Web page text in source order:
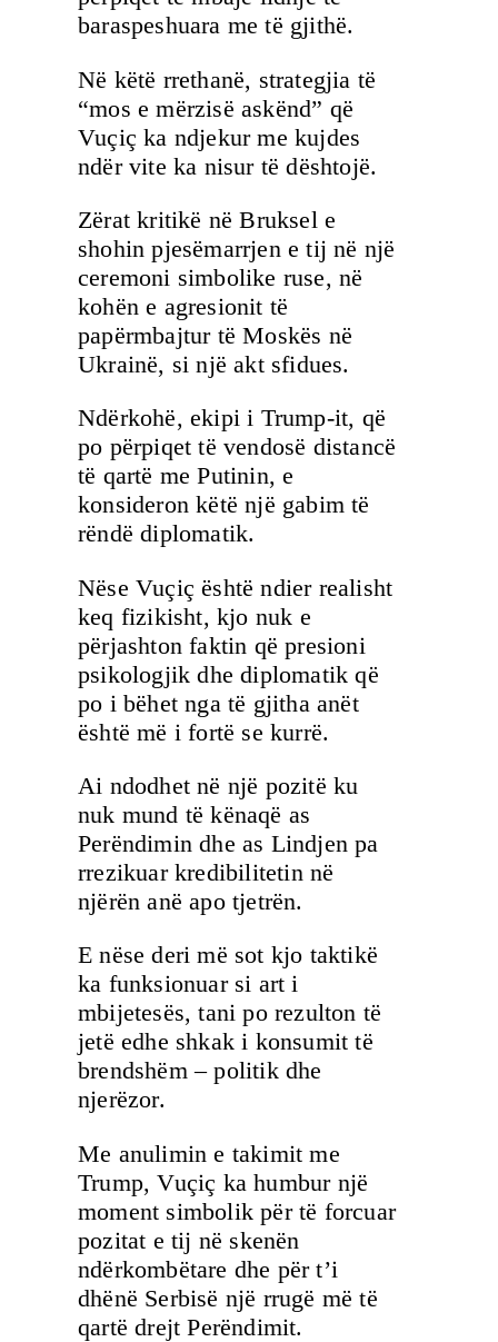
baraspeshuara me të gjithë.
Në këtë rrethanë, strategjia të
“mos e mërzisë askënd” që
Vuçiç ka ndjekur me kujdes
ndër vite ka nisur të dështojë.
Zërat kritikë në Bruksel e
shohin pjesëmarrjen e tij në një
ceremoni simbolike ruse, në
kohën e agresionit të
papërmbajtur të Moskës në
Ukrainë, si një akt sfidues.
Ndërkohë, ekipi i Trump-it, që
po përpiqet të vendosë distancë
të qartë me Putinin, e
konsideron këtë një gabim të
rëndë diplomatik.
Nëse Vuçiç është ndier realisht
keq fizikisht, kjo nuk e
përjashton faktin që presioni
psikologjik dhe diplomatik që
po i bëhet nga të gjitha anët
është më i fortë se kurrë.
Ai ndodhet në një pozitë ku
nuk mund të kënaqë as
Perëndimin dhe as Lindjen pa
rrezikuar kredibilitetin në
njërën anë apo tjetrën.
E nëse deri më sot kjo taktikë
ka funksionuar si art i
mbijetesës, tani po rezulton të
jetë edhe shkak i konsumit të
brendshëm – politik dhe
njerëzor.
Me anulimin e takimit me
Trump, Vuçiç ka humbur një
moment simbolik për të forcuar
pozitat e tij në skenën
ndërkombëtare dhe për t’i
dhënë Serbisë një rrugë më të
qartë drejt Perëndimit.